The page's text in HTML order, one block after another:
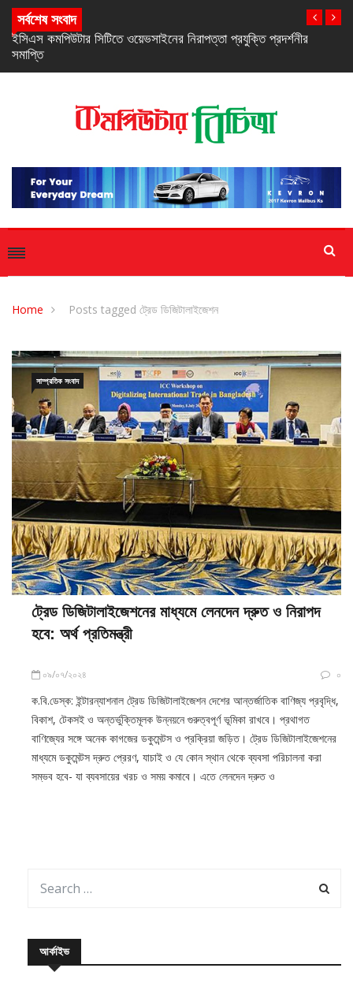
সর্বশেষ সংবাদ
নিরবচ্ছিন্ন পাওয়ার নিশ্চিতে রিয়েলমির নতুন সি-সিরিজ স্মার্টফোন
Home Posts tagged ট্রেড ডিজিটালাইজেশন
সাম্প্রতিক সংবাদ
ট্রেড ডিজিটালাইজেশনের মাধ্যমে লেনদেন দ্রুত ও নিরাপদ
হবে: অর্থ প্রতিমন্ত্রী
০৯/০৭/২০২৪ ০
ক.বি.ডেস্ক: ইন্টারন্যাশনাল ট্রেড ডিজিটালাইজেশন দেশের আন্তর্জাতিক বাণিজ্য প্রবৃদ্ধি,
বিকাশ, টেকসই ও অন্তর্ভুক্তিমূলক উন্নয়নে গুরুত্বপূর্ণ ভূমিকা রাখবে। প্রথাগত
বাণিজ্যের সঙ্গে অনেক কাগজের ডকুমেন্টস ও প্রক্রিয়া জড়িত। ট্রেড ডিজিটালাইজেশনের
মাধ্যমে ডকুমেন্টস দ্রুত প্রেরণ, যাচাই ও যে কোন স্থান থেকে ব্যবসা পরিচালনা করা
সম্ভব হবে- যা ব্যবসায়ের খরচ ও সময় কমাবে। এতে লেনদেন দ্রুত ও
আর্কাইভ